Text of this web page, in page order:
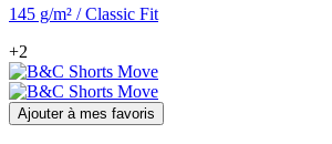
145 g/m² / Classic Fit
+2
Ajouter à mes favoris